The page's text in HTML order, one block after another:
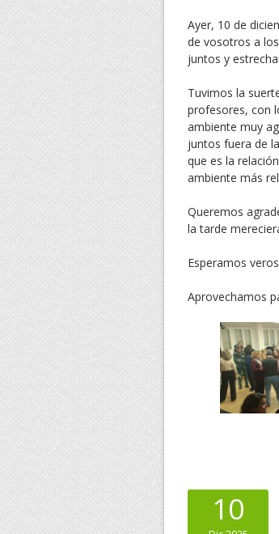
Ayer, 10 de
de vosotros a
juntos y
Tuvimos la
profesores, con
ambiente muy
juntos fuera de
que es la
ambiente más
Queremos
la tarde
Esperamos
Aprovechamos
10